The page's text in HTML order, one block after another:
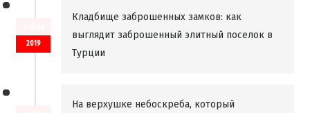
2019
Кладбище заброшенных замков: как
выглядит заброшенный элитный поселок в
Турции
На верхушке небоскреба, который